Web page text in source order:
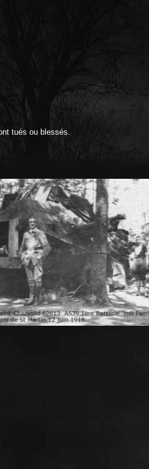
tués ou blessés.